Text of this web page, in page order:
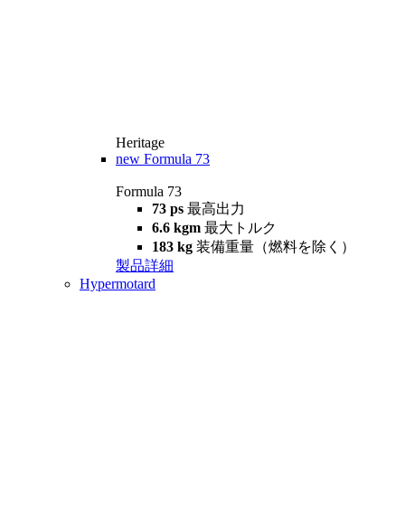
Heritage
new Formula 73
Formula 73
73 ps 最高出力
6.6 kgm 最大トルク
183 kg 装備重量（燃料を除く）
製品詳細
Hypermotard